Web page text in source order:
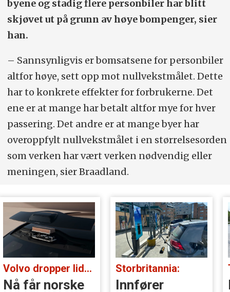
byene og stadig flere personbiler har blitt
skjøvet ut på grunn av høye bompenger, sier
han.
– Sannsynligvis er bomsatsene for personbiler
altfor høye, sett opp mot nullvekstmålet. Dette
har to konkrete effekter for forbrukerne. Det
ene er at mange har betalt altfor mye for hver
passering. Det andre er at mange byer har
overoppfylt nullvekstmålet i en størrelsesorden
som verken har vært verken nødvendig eller
meningen, sier Braadland.
Volvo dropper lidar for godt:
Nå får norske
Storbritannia:
Innfører